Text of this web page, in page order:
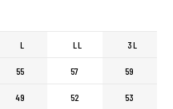
L LL 3L
55 57 59
49 52 53